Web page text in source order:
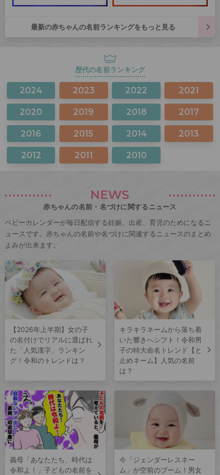
最新の赤ちゃんの名前ランキングをもっと見る
歴代の名前ランキング
2024 2023 2022 2021
2020 2019 2018 2017
2016 2015 2014 2013
2012 2011 2010
NEWS
赤ちゃんの名前・名づけに関するニュース
ベビーカレンダーが毎日配信する妊娠、出産、育児のためになるニ
ュースです。赤ちゃんの名前や名づけに関連するニュースのまとめ
よみが出来ます。
【2026年上半期】女の子
の名付けでリアルに選ばれ
た「人気漢字」ランキン
グ！令和のトレンドは？
キラキラネームから落ち着
いた響きへシフト！令和男
子の特大命名トレンド【と
止めネーム】人気の名前
は？
義母「あなたたち、時代は
令和よ！」子どもの名前を
今「ジェンダーレスネー
ム」が空前のブーム！男女